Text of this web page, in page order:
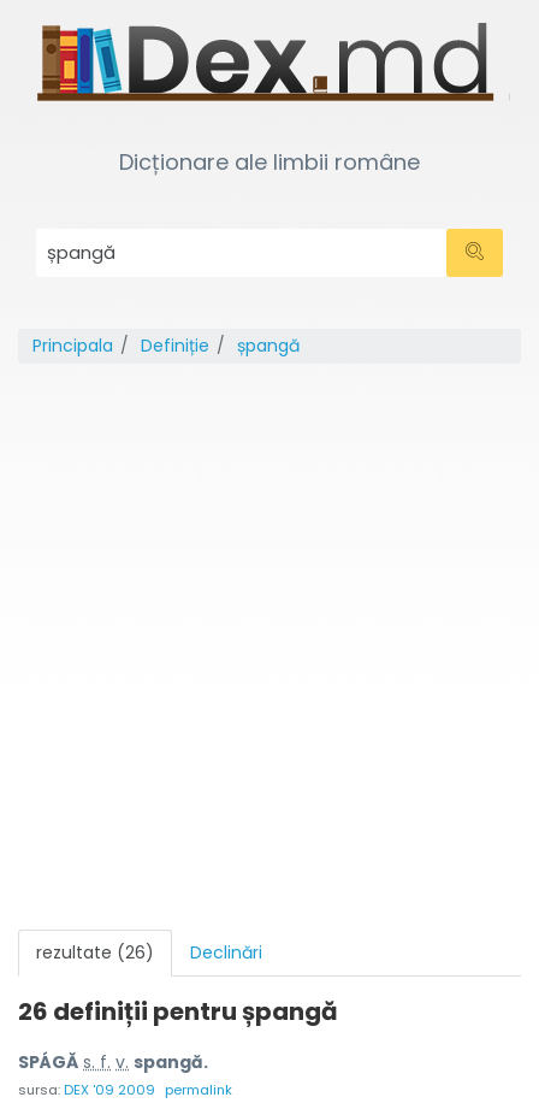
Dicționare ale limbii române
Principala Definiție șpangă
rezultate (26) Declinări
26 definiții pentrușpangă
SPÁGĂ s. f. v. spangă.
sursa:DEX '09 2009 permalink